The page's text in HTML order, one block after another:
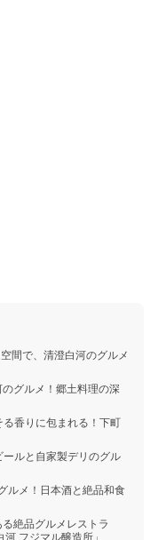
間で、清澄白河のグルメ
グルメ！郷土料理の深
香りに包まれる！下町
ルと自家製デリのグル
ルメ！日本酒と絶品和食
絶品グルメレストラ
フジマル醸造所」